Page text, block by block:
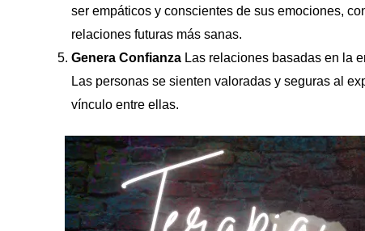
ser empáticos y conscientes de sus emociones,
relaciones futuras más sanas.
Genera Confianza Las relaciones basadas en la
Las personas se sienten valoradas y seguras al
vínculo entre ellas.